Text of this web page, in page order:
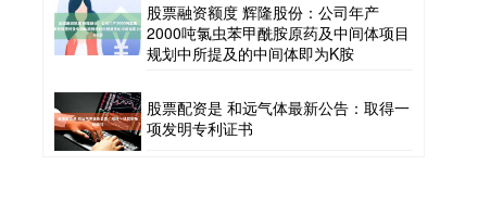
股票融资额度 辉隆股份：公司年产
2000吨氯虫苯甲酰胺原药及中间体项目
规划中所提及的中间体即为K胺
股票配资是 和远气体最新公告：取得一
项发明专利证书